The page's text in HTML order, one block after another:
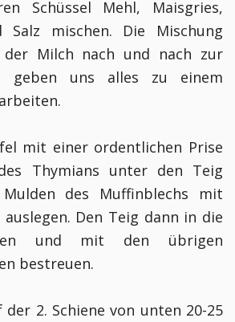
Schüssel Mehl, Maisgries,
Salz mischen. Die Mischung
Milch nach und nach zur
geben uns alles zu einem
mit einer ordentlichen Prise
Thymians unter den Teig
des Muffinblechs mit
Den Teig dann in die
und mit den übrigen
bestreuen.
der 2. Schiene von unten 20-25